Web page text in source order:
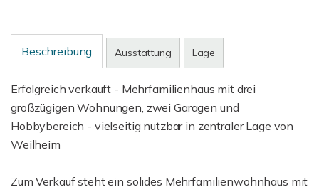
Beschreibung Ausstattung Lage
Erfolgreich verkauft - Mehrfamilienhaus mit drei
großzügigen Wohnungen, zwei Garagen und
Hobbybereich - vielseitig nutzbar in zentraler Lage von
Weilheim
Zum Verkauf steht ein solides Mehrfamilienwohnhaus mit